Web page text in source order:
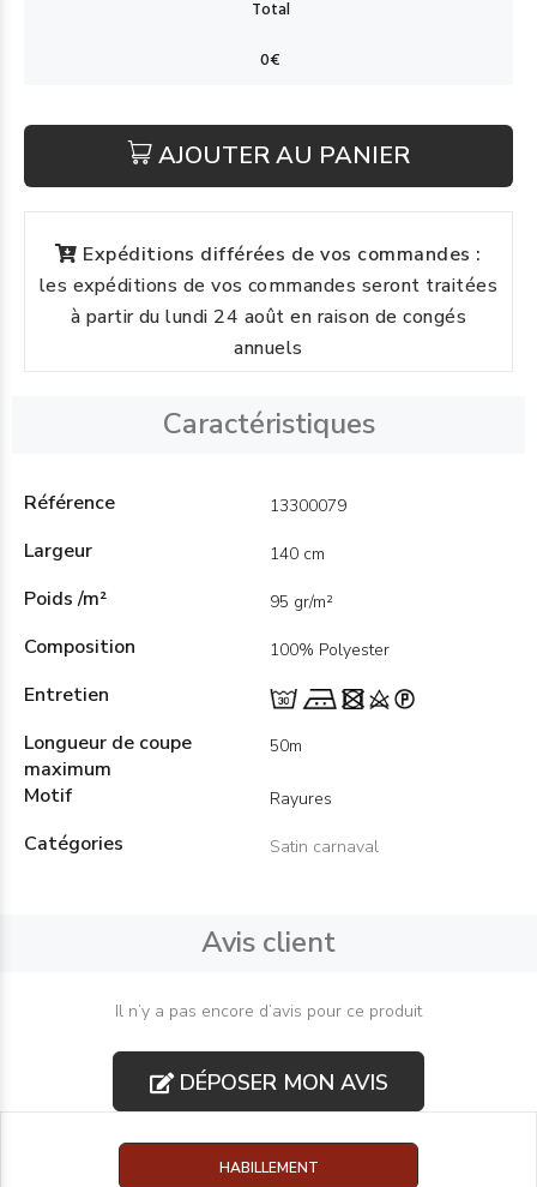
AJOUTER AU PANIER
Expéditions différées de vos commandes :
les expéditions de vos commandes seront traitées
à partir du lundi 24 août en raison de congés
annuels
Caractéristiques
Référence 13300079
Largeur 140 cm
Poids /m² 95 gr/m²
Composition 100% Polyester
Entretien
Longueur de coupe
maximum
50m
Motif Rayures
Catégories Satin carnaval
Avis client
Il n’y a pas encore d’avis pour ce produit
DÉPOSER MON AVIS
HABILLEMENT